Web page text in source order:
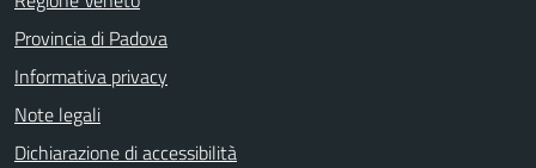
Provincia di Padova
Informativa privacy
Note legali
Dichiarazione di accessibilità